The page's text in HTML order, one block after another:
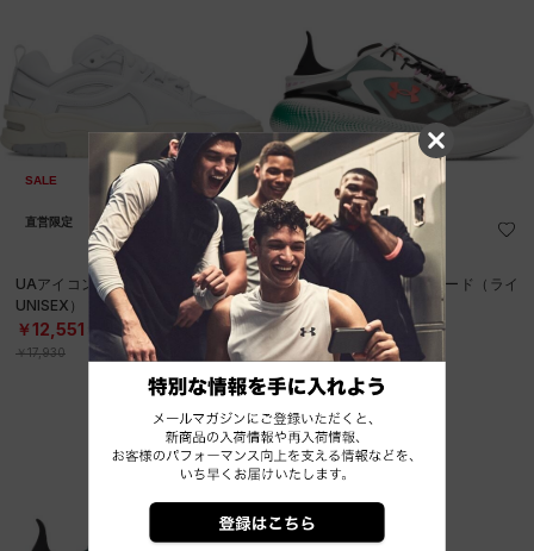
SALE
直営限定
UAアイコン ロー（ライフスタイル/
UNISEX）
￥12,551
30%OFF
￥17,930
SALE
直営限定
UAエコー スリップスピード（ライ
フスタイル/UNISEX）
￥14,63030%OFF
￥20,900